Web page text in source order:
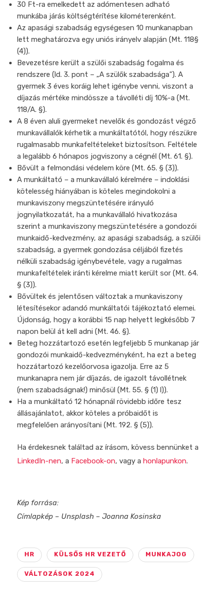
30 Ft-ra emelkedett az adómentesen adható
munkába járás költségtérítése kilométerenként.
Az apasági szabadság egységesen 10 munkanapban
lett meghatározva egy uniós irányelv alapján (Mt. 118§
(4)).
Bevezetésre került a szülői szabadság fogalma és
rendszere (ld. 3. pont – „A szülők szabadsága”). A
gyermek 3 éves koráig lehet igénybe venni, viszont a
díjazás mértéke mindössze a távolléti díj 10%-a (Mt.
118/A. §).
A 8 éven aluli gyermeket nevelők és gondozást végző
munkavállalók kérhetik a munkáltatótól, hogy részükre
rugalmasabb munkafeltételeket biztosítson. Feltétele
a legalább 6 hónapos jogviszony a cégnél (Mt. 61. §).
Bővült a felmondási védelem köre (Mt. 65. § (3)).
A munkáltató – a munkavállaló kérelmére – indoklási
kötelesség hiányában is köteles megindokolni a
munkaviszony megszüntetésére irányuló
jognyilatkozatát, ha a munkavállaló hivatkozása
szerint a munkaviszony megszüntetésére a gondozói
munkaidő-kedvezmény, az apasági szabadság, a szülői
szabadság, a gyermek gondozása céljából fizetés
nélküli szabadság igénybevétele, vagy a rugalmas
munkafeltételek iránti kérelme miatt került sor (Mt. 64.
§ (3)).
Bővültek és jelentősen változtak a munkaviszony
létesítésekor adandó munkáltatói tájékoztató elemei.
Újdonság, hogy a korábbi 15 nap helyett legkésőbb 7
napon belül át kell adni (Mt. 46. §).
Beteg hozzátartozó esetén legfeljebb 5 munkanap jár
gondozói munkaidő-kedvezményként, ha ezt a beteg
hozzátartozó kezelőorvosa igazolja. Erre az 5
munkanapra nem jár díjazás, de igazolt távollétnek
(nem szabadságnak!) minősül (Mt. 55. § (1) l)).
Ha a munkáltató 12 hónapnál rövidebb időre tesz
állásajánlatot, akkor köteles a próbaidőt is
megfelelően arányosítani (Mt. 192. § (5)).
Ha érdekesnek találtad az írásom, kövess bennünket a
LinkedIn-nen, a Facebook-on, vagy a honlapunkon.
Kép forrása:
Címlapkép – Unsplash – Joanna Kosinska
HR KÜLSŐS HR VEZETŐ MUNKAJOG
VÁLTOZÁSOK 2024